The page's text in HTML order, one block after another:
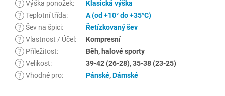
? Výška ponožek:
Klasická výška
? Teplotní třída:
A (od +10° do +35°C)
? Šev na špici:
Řetízkovaný šev
? Vlastnost / Účel :
Kompresní
?
Příležitost:
Běh, halové sporty
? Velikost:
39-42 (26-28), 35-38 (23-25)
? Vhodné pro: Pánské,Dámské